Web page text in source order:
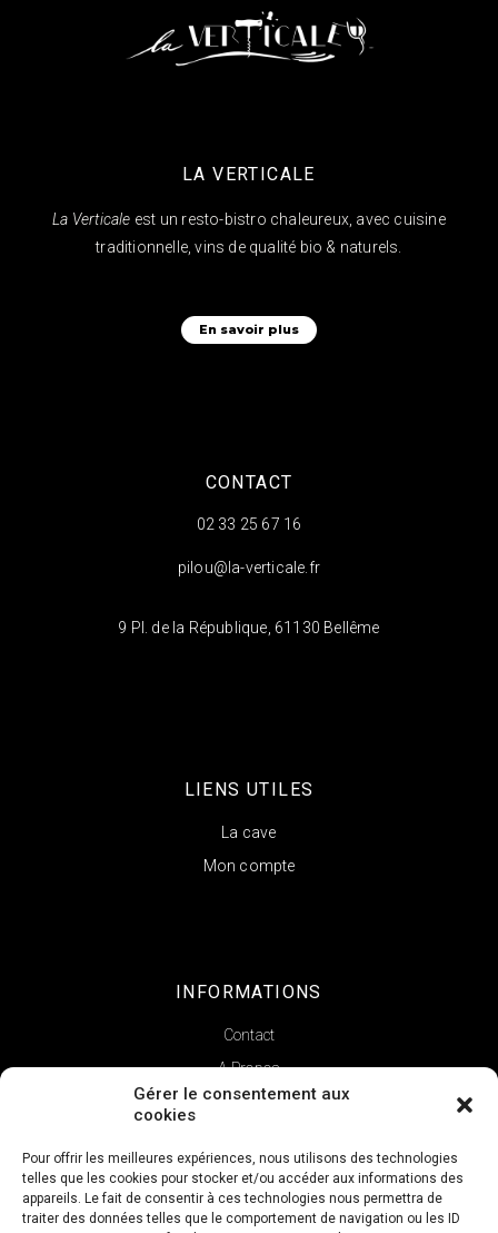
Gérer le consentement aux
cookies
Pour offrir les meilleures expériences, nous utilisons des technologies
telles que les cookies pour stocker et/ou accéder aux informations des
appareils. Le fait de consentir à ces technologies nous permettra de
traiter des données telles que le comportement de navigation ou les ID
LA VERTICALE
La Verticale est un resto-bistro chaleureux, avec cuisine
traditionnelle, vins de qualité bio & naturels.
En savoir plus
CONTACT
02 33 25 67 16
pilou@la-verticale.fr
9 Pl. de la République, 61130 Bellême
LIENS UTILES
La cave
Mon compte
INFORMATIONS
Contact
A Propos